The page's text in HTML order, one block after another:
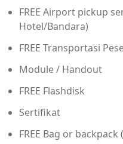
FREE Airport pickup
Hotel/Bandara)
FREE Transportasi
Module / Handout
FREE Flashdisk
Sertifikat
FREE Bag or backpack